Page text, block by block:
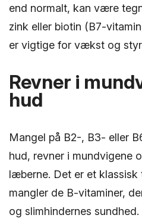
end normalt, kan være
zink eller biotin (B7-
er vigtige for vækst og
Revner i
hud
Mangel på B2-, B3- eller
hud, revner i mundvigene
læberne. Det er et klassisk
mangler de B-vitaminer,
og slimhindernes sundhed.